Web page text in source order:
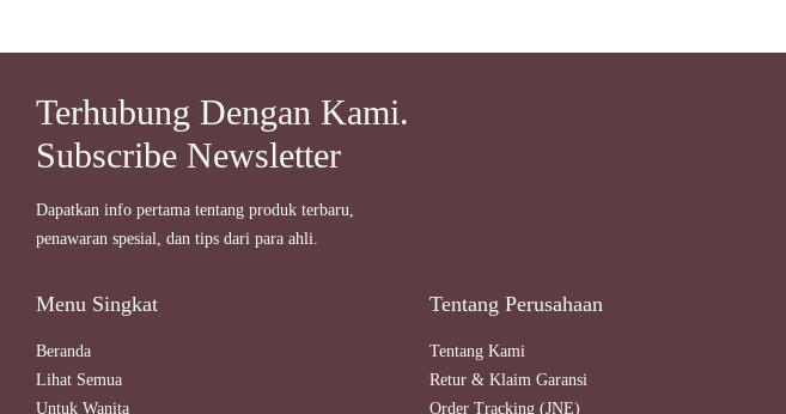
Terhubung Dengan Kami.
Subscribe Newsletter
Dapatkan info pertama tentang produk terbaru,
penawaran spesial, dan tips dari para ahli.
Menu Singkat
Beranda
Lihat Semua
Untuk Wanita
Tentang Perusahaan
Tentang Kami
Retur & Klaim Garansi
Order Tracking (JNE)